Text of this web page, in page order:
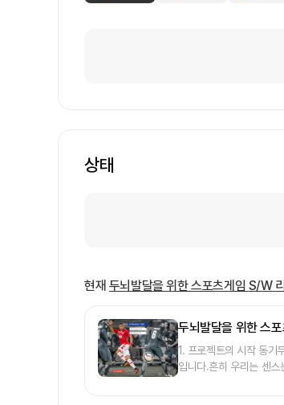
상태
현재 두뇌발달을 위한 스포츠게임 S/W
두뇌발달을 위한 스
1. 프로젝트의 시작 동기
입니다.흔히 우리는 센